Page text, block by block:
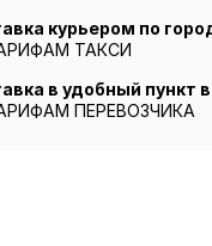
курьером по
ТАКСИ
в удобный
ПЕРЕВОЗЧИКА